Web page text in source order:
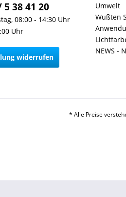
5 38 41 20
08:00 - 14:30 Uhr
Uhr
widerrufen
Umwelt
Wußten
NEWS -
* Alle Preise